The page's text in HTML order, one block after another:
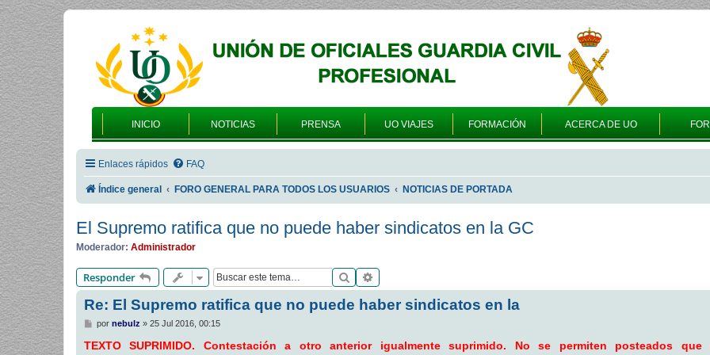
INICIO NOTICIAS PRENSA UO VIAJES FORMACIÓN ACERCA DE UO
Enlaces rápidos FAQ
Índice general FORO GENERAL PARA TODOS LOS USUARIOS NOTICIAS DE PORTADA
El Supremo ratifica que no puede haber sindicatos en la GC
Moderador: Administrador
Responder Buscar
Re: El Supremo ratifica que no puede haber sindicatos en la
M
n
por nebulz » 25 Jul 2016, 00:15
TEXTO SUPRIMIDO. Contestación a otro anterior igualmente suprimido. No se permiten posteados que